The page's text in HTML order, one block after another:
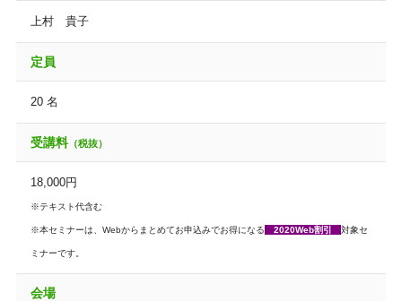
上村 貴子
定員
20 名
受講料（税抜）
18,000円
※テキスト代含む
※本セミナーは、Webからまとめてお申込みでお得になる 2020Web割引対象セ
ミナーです。
会場